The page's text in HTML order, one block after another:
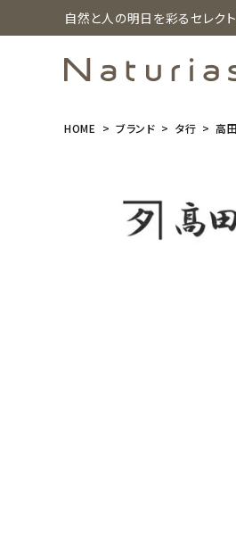
自然と人の明日を彩るセレク
HOME ブランド タ行 高